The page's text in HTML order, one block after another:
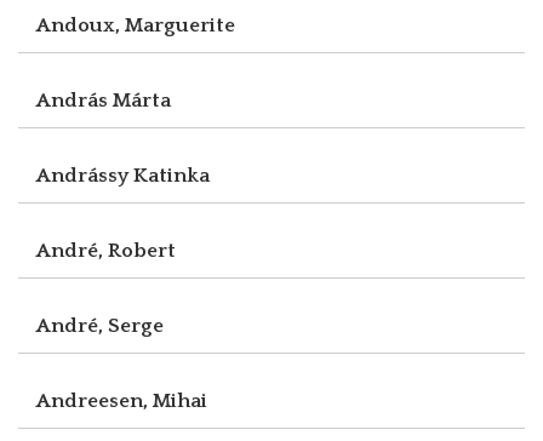
Andoux, Marguerite
András Márta
Andrássy Katinka
André, Robert
André, Serge
Andreesen, Mihai